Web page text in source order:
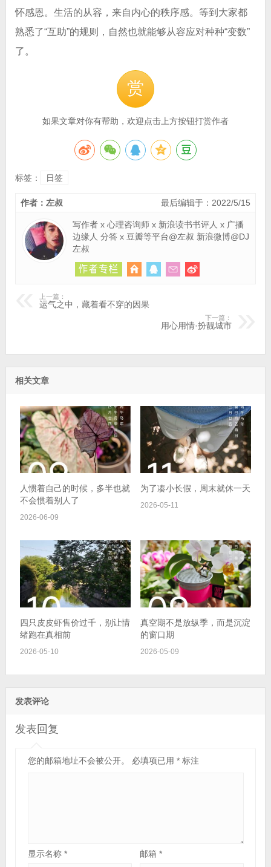
怀感恩。生活的从容，来自内心的秩序感。等到大家都
熟悉了“互助”的规则，自然也就能够从容应对种种“变数”
了。
赏
如果文章对你有帮助，欢迎点击上方按钮打赏作者
标签： 日签
最后编辑于：2022/5/15
作者：左叔
写作者 x 心理咨询师 x 新浪读书书评人 x 广播
边缘人 分答 x 豆瓣等平台@左叔 新浪微博@DJ
左叔
上一篇：
运气之中，藏着看不穿的因果
下一篇：
用心用情·扮靓城市
相关文章
人惯着自己的时候，多半也就
不会惯着别人了
2026-06-09
为了凑小长假，周末就休一天
2026-05-11
四只皮皮虾售价过千，别让情
绪跑在真相前
2026-05-10
真空期不是放纵季，而是沉淀
的窗口期
2026-05-09
发表评论
发表回复
您的邮箱地址不会被公开。 必填项已用 *标注
显示名称 * 邮箱*